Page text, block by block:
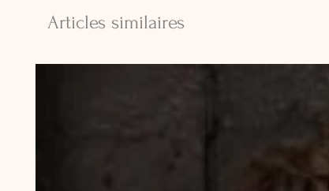
Articles similaires